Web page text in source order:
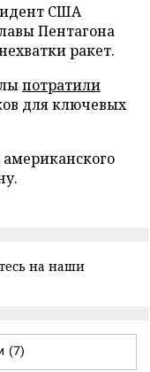
США
Пентагона
ракет.
потратили
для ключевых
американского
на наши
(7)